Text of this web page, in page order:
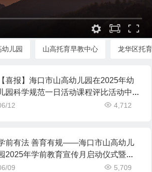
幼儿园 山高托育早教中心 龙华区托
【喜报】海口市山高幼儿园在2025年幼
儿园科学规范一日活动课程评比活动中荣
佳绩
12 4,712
前有法 善育有规——海口市山高幼儿
2025年学前教育宣传月启动仪式暨
学前教育法》专题学习活动
09 5,709